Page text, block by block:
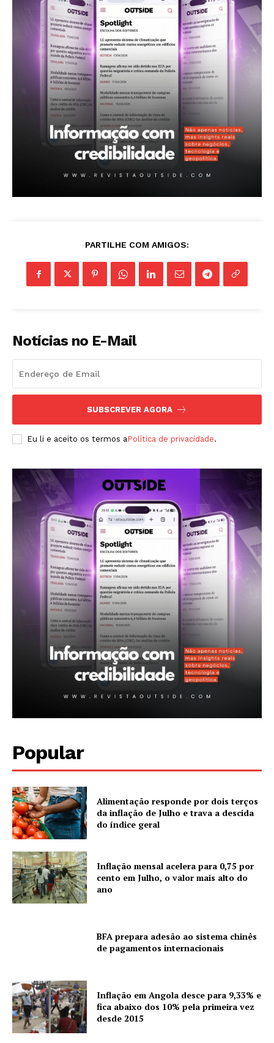
Revista Outside
ASSINAR
A Empresa
Diretrizes Editoriais
Política de Privacidade
Contactos
Planos de assinatura
Minha conta
PARTILHE COM AMIGOS:
Notícias no E-Mail
SUBSCREVER AGORA
Eu li e aceito os termos aPolítica de privacidade.
Popular
Alimentação responde por dois terços
da inflação de Julho e trava a descida
do índice geral
Inflação mensal acelera para 0,75 por
cento em Julho, o valor mais alto do
ano
BFA prepara adesão ao sistema chinês
de pagamentos internacionais
Inflação em Angola desce para 9,33% e
fica abaixo dos 10% pela primeira vez
desde 2015